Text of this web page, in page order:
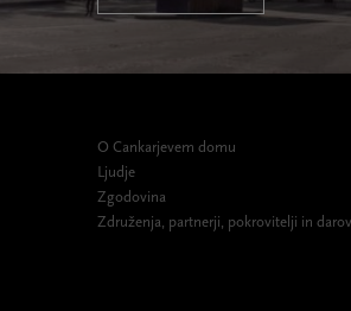
O Cankarjevem domu
Ljudje
Zgodovina
Združenja, partnerji, pokrovitelji in